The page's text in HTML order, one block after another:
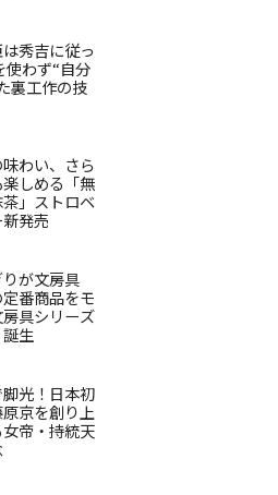
秀吉に従っ
使わず“自分
裏工作の技
わい、さら
しめる「無
」ストロベ
発売
が文房具
番商品をモ
具シリーズ
誕生
光！日本初
京を創り上
帝・持統天